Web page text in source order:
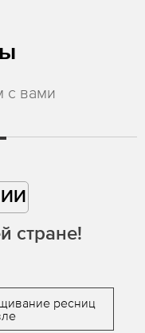
с вами
стране!
ресниц